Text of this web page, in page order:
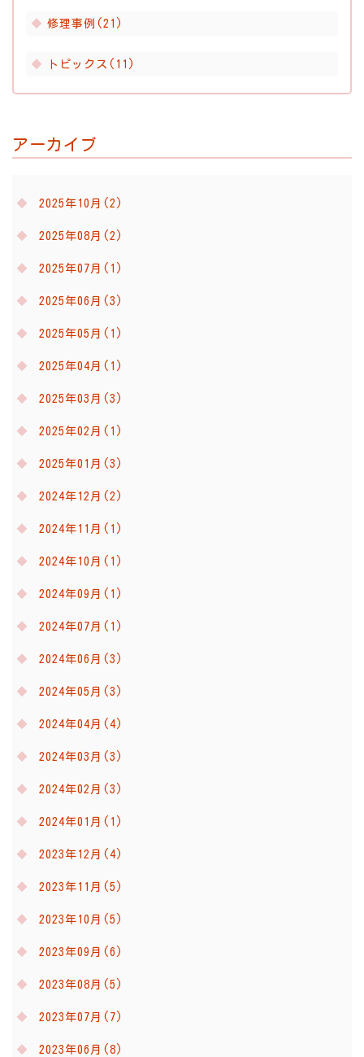
修理事例(21)
トピックス(11)
アーカイブ
2025年10月(2)
2025年08月(2)
2025年07月(1)
2025年06月(3)
2025年05月(1)
2025年04月(1)
2025年03月(3)
2025年02月(1)
2025年01月(3)
2024年12月(2)
2024年11月(1)
2024年10月(1)
2024年09月(1)
2024年07月(1)
2024年06月(3)
2024年05月(3)
2024年04月(4)
2024年03月(3)
2024年02月(3)
2024年01月(1)
2023年12月(4)
2023年11月(5)
2023年10月(5)
2023年09月(6)
2023年08月(5)
2023年07月(7)
2023年06月(8)